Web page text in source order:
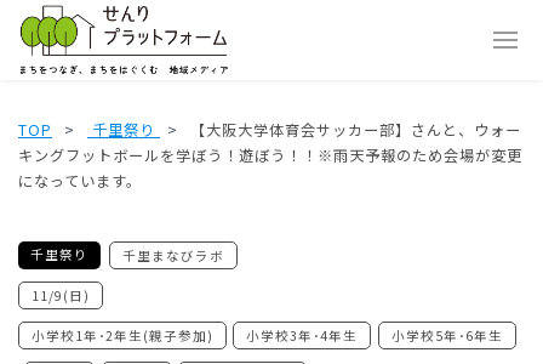
TOP 千里祭り
【大阪大学体育会サッカー部】さんと、ウォー
キングフットボールを学ぼう！遊ぼう！！※雨天予報のため会場が変更
になっています。
千里祭り 千里まなびラボ
11/9(日)
小学校1年･2年生(親子参加) 小学校3年･4年生 小学校5年･6年生